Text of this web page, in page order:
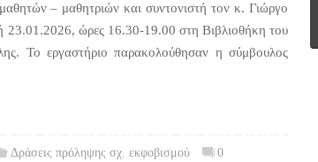
– μαθητριών και συντονιστή τον κ. Γιώργο
ώρες 16.30-19.00 στη Βιβλιοθήκη του
Το εργαστήριο παρακολούθησαν η σύμβουλος
Δράσεις πρόληψης σχ. εκφοβισμού 0